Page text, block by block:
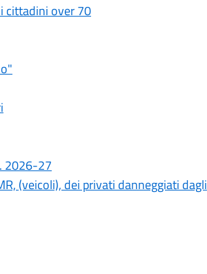
cittadini over 70
2026-27
(veicoli), dei privati danneggiati dagli